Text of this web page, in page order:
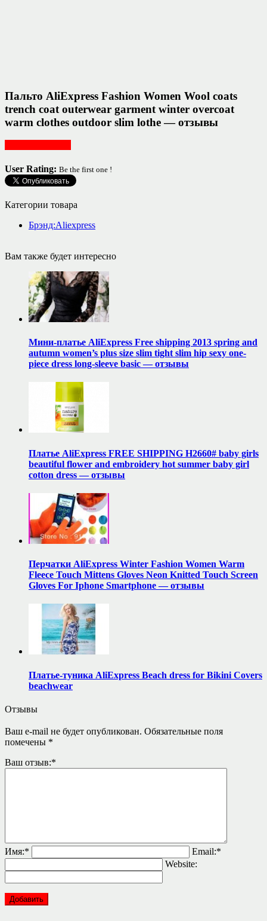
Пальто AliExpress Fashion Women Wool coats
trench coat outerwear garment winter overcoat
warm clothes outdoor slim lothe — отзывы
User Rating: Be the first one !
Категории товара
Брэнд:Aliexpress
Вам также будет интересно
Мини-платье AliExpress Free shipping 2013 spring and
autumn women’s plus size slim tight slim hip sexy one-
piece dress long-sleeve basic — отзывы
Платье AliExpress FREE SHIPPING H2660# baby girls
beautiful flower and embroidery hot summer baby girl
cotton dress — отзывы
Перчатки AliExpress Winter Fashion Women Warm
Fleece Touch Mittens Gloves Neon Knitted Touch Screen
Gloves For Iphone Smartphone — отзывы
Платье-туника AliExpress Beach dress for Bikini Covers
beachwear
Отзывы
Ваш e-mail не будет опубликован. Обязательные поля
помечены *
Ваш отзыв:*
Имя:* Email:*
Website: